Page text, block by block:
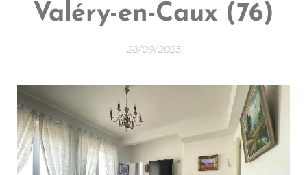
Valéry-en-Caux (76)
28/09/2025